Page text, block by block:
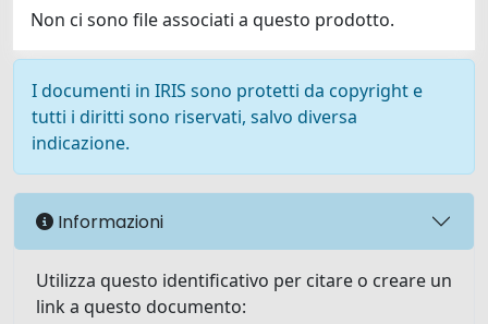
Non ci sono file associati a questo prodotto.
I documenti in IRIS sono protetti da copyright e
tutti i diritti sono riservati, salvo diversa
indicazione.
Informazioni
Utilizza questo identificativo per citare o creare un
link a questo documento: